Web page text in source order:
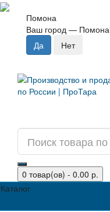
Помона
Ваш город — Помона
0 товар(ов) - 0.00 р.
Каталог